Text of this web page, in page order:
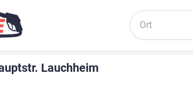
Suche
Lauchheim